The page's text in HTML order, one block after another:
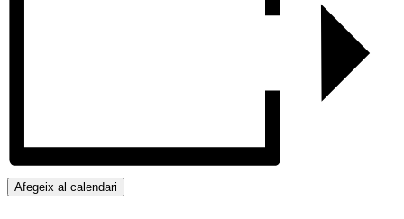
Afegeix al calendari